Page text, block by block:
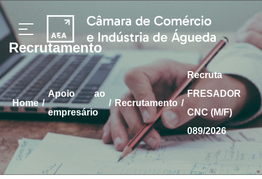
Recrutamento
home /
apoio ao
empresário
/ Recrutamento /
Recruta
FRESADOR
CNC (M/F)
089/2026